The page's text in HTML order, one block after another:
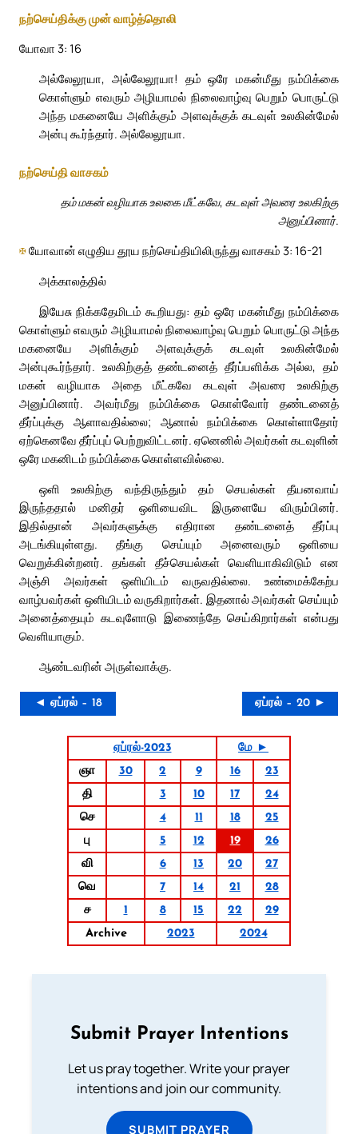
நற்செய்திக்கு முன் வாழ்த்தொலி
யோவா 3: 16
அல்லேலூயா, அல்லேலூயா! தம் ஒரே மகன்மீது நம்பிக்கை
கொள்ளும் எவரும் அழியாமல் நிலைவாழ்வு பெறும் பொருட்டு
அந்த மகனையே அளிக்கும் அளவுக்குக் கடவுள் உலகின்மேல்
அன்பு கூர்ந்தார். அல்லேலூயா.
நற்செய்தி வாசகம்
தம் மகன் வழியாக உலகை மீட்கவே, கடவுள் அவரை உலகிற்கு
அனுப்பினார்.
✠யோவான் எழுதிய தூய நற்செய்தியிலிருந்து வாசகம் 3: 16-21
அக்காலத்தில்
இயேசு நிக்கதேமிடம் கூறியது: தம் ஒரே மகன்மீது நம்பிக்கை
கொள்ளும் எவரும் அழியாமல் நிலைவாழ்வு பெறும் பொருட்டு அந்த
மகனையே அளிக்கும் அளவுக்குக் கடவுள் உலகின்மேல்
அன்புகூர்ந்தார். உலகிற்குத் தண்டனைத் தீர்ப்பளிக்க அல்ல, தம்
மகன் வழியாக அதை மீட்கவே கடவுள் அவரை உலகிற்கு
அனுப்பினார். அவர்மீது நம்பிக்கை கொள்வோர் தண்டனைத்
தீர்ப்புக்கு ஆளாவதில்லை; ஆனால் நம்பிக்கை கொள்ளாதோர்
ஏற்கெனவே தீர்ப்புப் பெற்றுவிட்டனர். ஏனெனில் அவர்கள் கடவுளின்
ஒரே மகனிடம் நம்பிக்கை கொள்ளவில்லை.
ஒளி உலகிற்கு வந்திருந்தும் தம் செயல்கள் தீயனவாய்
இருந்ததால் மனிதர் ஒளியைவிட இருளையே விரும்பினர்.
இதில்தான் அவர்களுக்கு எதிரான தண்டனைத் தீர்ப்பு
அடங்கியுள்ளது. தீங்கு செய்யும் அனைவரும் ஒளியை
வெறுக்கின்றனர். தங்கள் தீச்செயல்கள் வெளியாகிவிடும் என
அஞ்சி அவர்கள் ஒளியிடம் வருவதில்லை. உண்மைக்கேற்ப
வாழ்பவர்கள் ஒளியிடம் வருகிறார்கள். இதனால் அவர்கள் செய்யும்
அனைத்தையும் கடவுளோடு இணைந்தே செய்கிறார்கள் என்பது
வெளியாகும்.
ஆண்டவரின் அருள்வாக்கு.
◄ ஏப்ரல் – 18 ஏப்ரல் – 20 ►
ஏப்ரல்-2023
மே ►
ஞா
30 2 9 16
23
தி
3 10 17
24
செ
4 11 18
25
பு
5 12 19
26
வி
6 13 20
27
வெ
7 14 21
28
ச
1 8 15 22
29
Archive
2023 2024
Submit Prayer Intentions
Let us pray together. Write your prayer
intentions and join our community.
SUBMIT PRAYER